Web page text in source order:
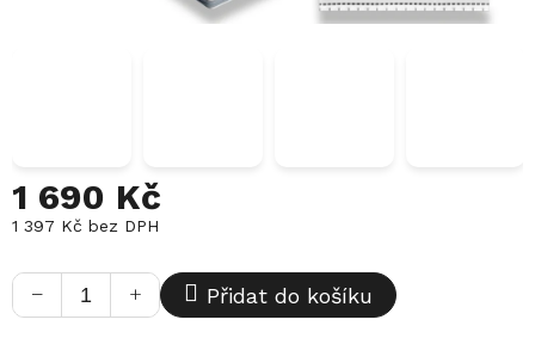
1 690 Kč
1 397 Kč bez DPH
cena:
+
− Přidat do košíku